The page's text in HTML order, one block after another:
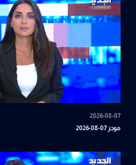
2026-08-07
موجز 07-08-2026